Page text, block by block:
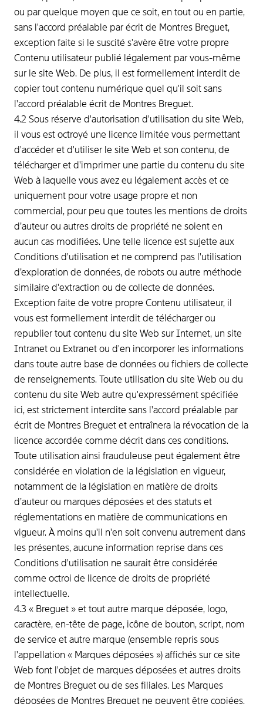
ou par quelque moyen que ce soit, en tout ou en partie,
sans l'accord préalable par écrit de Montres Breguet,
exception faite si le suscité s'avère être votre propre
Contenu utilisateur publié légalement par vous-même
sur le site Web. De plus, il est formellement interdit de
copier tout contenu numérique quel qu'il soit sans
l'accord préalable écrit de Montres Breguet.
4.2 Sous réserve d'autorisation d'utilisation du site Web,
il vous est octroyé une licence limitée vous permettant
d'accéder et d'utiliser le site Web et son contenu, de
télécharger et d'imprimer une partie du contenu du site
Web à laquelle vous avez eu légalement accès et ce
uniquement pour votre usage propre et non
commercial, pour peu que toutes les mentions de droits
d’auteur ou autres droits de propriété ne soient en
aucun cas modifiées. Une telle licence est sujette aux
Conditions d'utilisation et ne comprend pas l'utilisation
d’exploration de données, de robots ou autre méthode
similaire d'extraction ou de collecte de données.
Exception faite de votre propre Contenu utilisateur, il
vous est formellement interdit de télécharger ou
republier tout contenu du site Web sur Internet, un site
Intranet ou Extranet ou d'en incorporer les informations
dans toute autre base de données ou fichiers de collecte
de renseignements. Toute utilisation du site Web ou du
contenu du site Web autre qu'expressément spécifiée
ici, est strictement interdite sans l'accord préalable par
écrit de Montres Breguet et entraînera la révocation de la
licence accordée comme décrit dans ces conditions.
Toute utilisation ainsi frauduleuse peut également être
considérée en violation de la législation en vigueur,
notamment de la législation en matière de droits
d’auteur ou marques déposées et des statuts et
réglementations en matière de communications en
vigueur. À moins qu'il n'en soit convenu autrement dans
les présentes, aucune information reprise dans ces
Conditions d'utilisation ne saurait être considérée
comme octroi de licence de droits de propriété
intellectuelle.
4.3 « Breguet » et tout autre marque déposée, logo,
caractère, en-tête de page, icône de bouton, script, nom
de service et autre marque (ensemble repris sous
l'appellation « Marques déposées ») affichés sur ce site
Web font l'objet de marques déposées et autres droits
de Montres Breguet ou de ses filiales. Les Marques
déposées de Montres Breguet ne peuvent être copiées,